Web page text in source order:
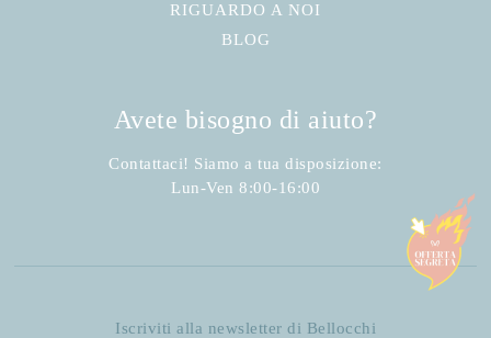
RIGUARDO A NOI
BLOG
Avete bisogno di aiuto?
Contattaci! Siamo a tua disposizione:
Lun-Ven 8:00-16:00
Iscriviti alla newsletter di Bellocchi